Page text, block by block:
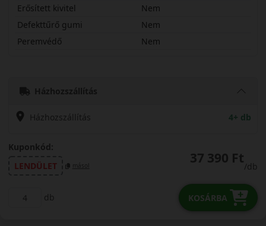
Erősített kivitel
Nem
Defekttűrő gumi
Nem
Peremvédő
Nem
Házhozszállítás
Házhozszállítás 4+ db
Kuponkód:
LENDÜLET
másol 37 390 Ft
/db
db KOSÁRBA